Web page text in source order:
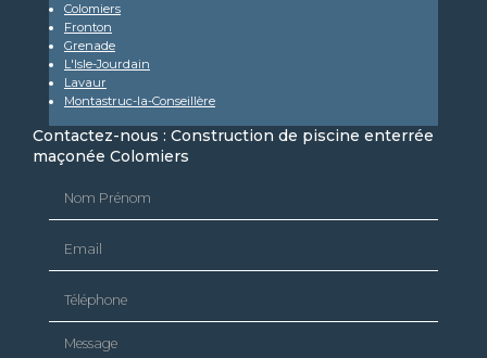
Colomiers
Fronton
Grenade
L'Isle-Jourdain
Lavaur
Montastruc-la-Conseillère
Contactez-nous : Construction de piscine enterrée
maçonée Colomiers
Message